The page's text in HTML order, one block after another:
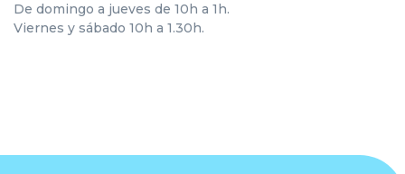
De domingo a jueves de 10h a 1h.
Viernes y sábado 10h a 1.30h.